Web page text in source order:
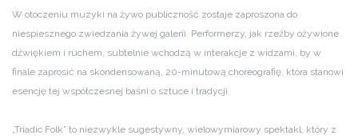
W otoczeniu muzyki na żywo publiczność zostaje zaproszona do
niespiesznego zwiedzania żywej galerii. Performerzy, jak rzeźby ożywione
dźwiękiem i ruchem, subtelnie wchodzą w interakcje z widzami, by w
finale zaprosić na skondensowaną, 20-minutową choreografię, która stanowi
esencję tej współczesnej baśni o sztuce i tradycji.
„Triadic Folk” to niezwykle sugestywny, wielowymiarowy spektakl, który z